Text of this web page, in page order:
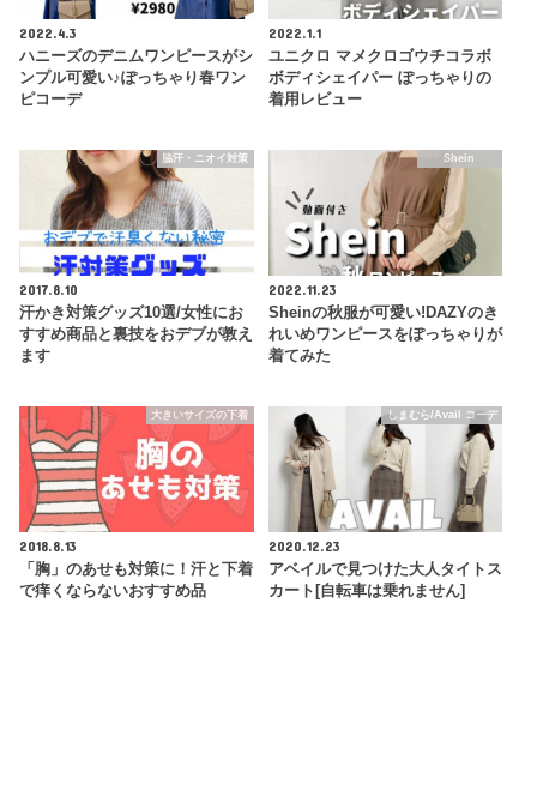
2022.4.3
ハニーズのデニムワンピースがシ
ンプル可愛い♪ぽっちゃり春ワン
ピコーデ
2022.1.1
ユニクロ マメクロゴウチコラボ
ボディシェイパー ぽっちゃりの
着用レビュー
脇汗・ニオイ対策
2017.8.10
汗かき対策グッズ10選/女性にお
すすめ商品と裏技をおデブが教え
ます
Shein
2022.11.23
Sheinの秋服が可愛い!DAZYのき
れいめワンピースをぽっちゃりが
着てみた
大きいサイズの下着
2018.8.13
「胸」のあせも対策に！汗と下着
で痒くならないおすすめ品
しまむら/Avail コーデ
2020.12.23
アベイルで見つけた大人タイトス
カート[自転車は乗れません]